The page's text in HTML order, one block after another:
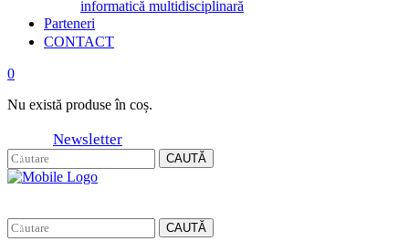
informatică multidisciplinară
Parteneri
CONTACT
0
Nu există produse în coș.
Newsletter
CAUTĂ
CAUTĂ